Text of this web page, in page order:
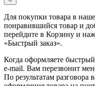
Для покупки товара в
понравившийся товар и
перейдите в Корзину и
«Быстрый заказ».
Когда оформляете
e-mail. Вам перезвонит
По результатам разговора